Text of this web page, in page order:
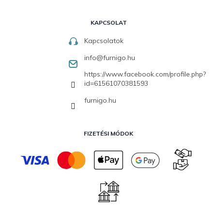
KAPCSOLAT
Kapcsolatok
info@furnigo.hu
https://www.facebook.com/profile.php?
id=61561070381593
furnigo.hu
FIZETÉSI MÓDOK